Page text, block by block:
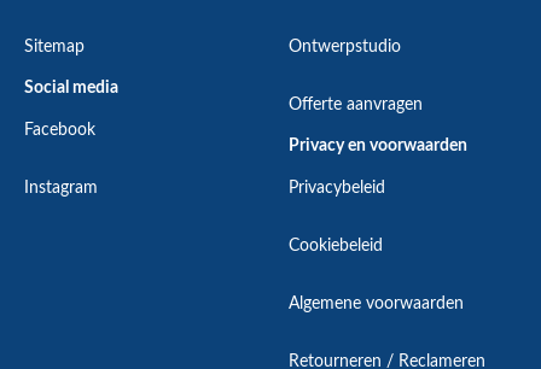
Sitemap
Social media
Facebook
Instagram
Ontwerpstudio
Offerte aanvragen
Privacy en voorwaarden
Privacybeleid
Cookiebeleid
Algemene voorwaarden
Retourneren / Reclameren